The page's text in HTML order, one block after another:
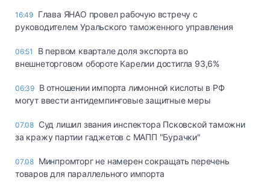
16:49 Глава ЯНАО провел рабочую встречу с
руководителем Уральского таможенного управления
06:51
В первом квартале доля экспорта во
внешнеторговом обороте Карелии достигла 93,6%
06:39 В отношении импорта лимонной кислоты в РФ
могут ввести антидемпинговые защитные меры
07.08 Суд лишил звания инспектора Псковской таможни
за кражу партии гаджетов с МАПП "Бурачки"
07.08 Минпромторг не намерен сокращать перечень
товаров для параллельного импорта